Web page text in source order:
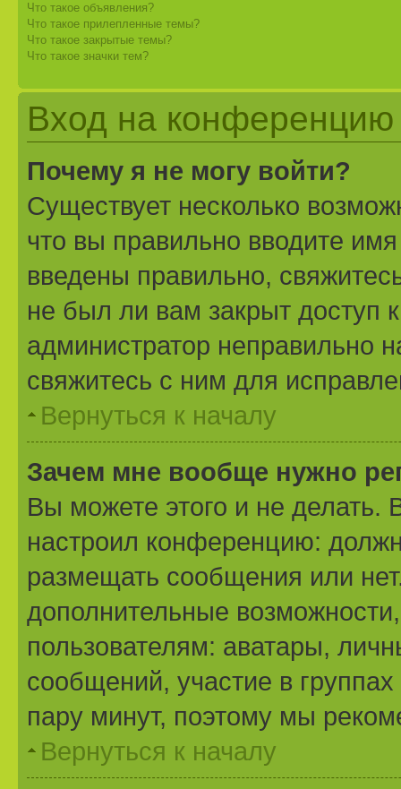
Что такое объявления?
Что такое прилепленные темы?
Что такое закрытые темы?
Что такое значки тем?
Вход на конференцию
Почему я не могу войти?
Существует несколько
что вы правильно вводите
введены правильно,
не был ли вам закрыт доступ
администратор неправильно
свяжитесь с ним для
Вернуться к началу
Зачем мне вообще нужно
Вы можете этого и не делать.
настроил конференцию:
размещать сообщения или
дополнительные
пользователям: аватары,
сообщений, участие в
пару минут, поэтому мы
Вернуться к началу